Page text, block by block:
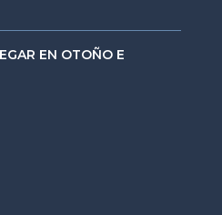
EN OTOÑO E